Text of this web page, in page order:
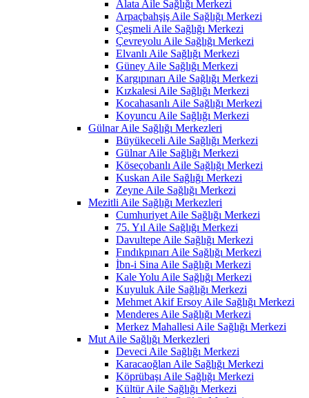
Alata Aile Sağlığı Merkezi
Arpaçbahşiş Aile Sağlığı Merkezi
Çeşmeli Aile Sağlığı Merkezi
Çevreyolu Aile Sağlığı Merkezi
Elvanlı Aile Sağlığı Merkezi
Güney Aile Sağlığı Merkezi
Kargıpınarı Aile Sağlığı Merkezi
Kızkalesi Aile Sağlığı Merkezi
Kocahasanlı Aile Sağlığı Merkezi
Koyuncu Aile Sağlığı Merkezi
Gülnar Aile Sağlığı Merkezleri
Büyükeceli Aile Sağlığı Merkezi
Gülnar Aile Sağlığı Merkezi
Köseçobanlı Aile Sağlığı Merkezi
Kuskan Aile Sağlığı Merkezi
Zeyne Aile Sağlığı Merkezi
Mezitli Aile Sağlığı Merkezleri
Cumhuriyet Aile Sağlığı Merkezi
75. Yıl Aile Sağlığı Merkezi
Davultepe Aile Sağlığı Merkezi
Fındıkpınarı Aile Sağlığı Merkezi
İbn-i Sina Aile Sağlığı Merkezi
Kale Yolu Aile Sağlığı Merkezi
Kuyuluk Aile Sağlığı Merkezi
Mehmet Akif Ersoy Aile Sağlığı Merkezi
Menderes Aile Sağlığı Merkezi
Merkez Mahallesi Aile Sağlığı Merkezi
Mut Aile Sağlığı Merkezleri
Deveci Aile Sağlığı Merkezi
Karacaoğlan Aile Sağlığı Merkezi
Köprübaşı Aile Sağlığı Merkezi
Kültür Aile Sağlığı Merkezi